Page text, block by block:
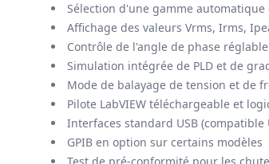
Sélection d'une gamme automatique
Affichage des valeurs Vrms, Irms,
Contrôle de l'angle de phase réglable
Simulation intégrée de PLD et de
Mode de balayage de tension et de
Pilote LabVIEW téléchargeable et
Interfaces standard USB (compatible
GPIB en option sur certains modèles